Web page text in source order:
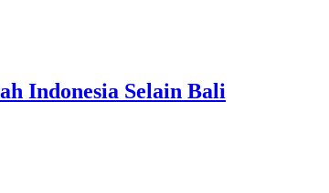
Indonesia Selain Bali